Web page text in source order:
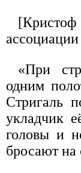
«При
одним
Стригаль
укладчик
головы и
бросают на